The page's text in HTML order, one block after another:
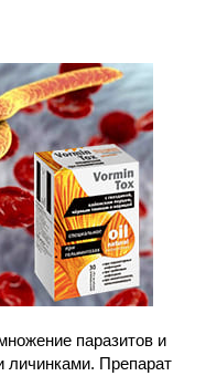
паразитов и
личинками. Препарат